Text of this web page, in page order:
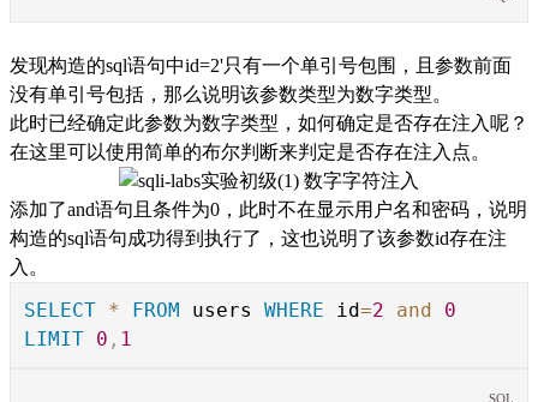
发现构造的sql语句中id=2'只有一个单引号包围，且参数前面
没有单引号包括，那么说明该参数类型为数字类型。
此时已经确定此参数为数字类型，如何确定是否存在注入呢？
在这里可以使用简单的布尔判断来判定是否存在注入点。
添加了and语句且条件为0，此时不在显示用户名和密码，说明
构造的sql语句成功得到执行了，这也说明了该参数id存在注
入。
SELECT * FROM users WHERE id=2 and
0
LIMIT 0 , 1
SQL